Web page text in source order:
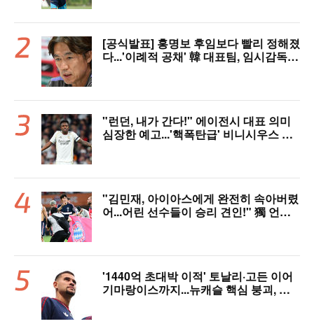
[공식발표] 홍명보 후임보다 빨리 정해졌
다...'이례적 공채' 韓 대표팀, 임시감독
"런던, 내가 간다!" 에이전시 대표 의미
심장한 예고...'핵폭탄급' 비니시우스 아
"김민재, 아이아스에게 완전히 속아버렸
어...어린 선수들이 승리 견인!" 獨 언론,
'1440억 초대박 이적' 토날리·고든 이어
기마랑이스까지...뉴캐슬 핵심 붕괴, 아